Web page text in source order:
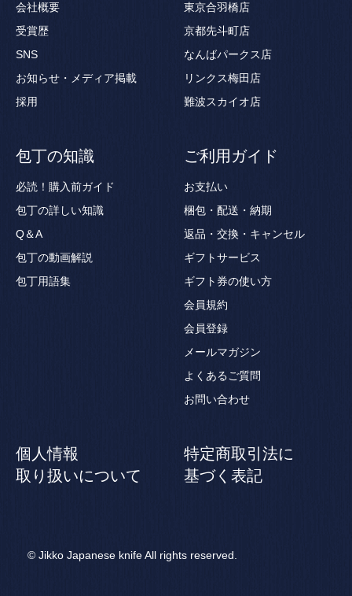
会社概要
受賞歴
SNS
お知らせ・メディア掲載
採用
東京合羽橋店
京都先斗町店
なんばパークス店
リンクス梅田店
難波スカイオ店
包丁の知識
必読！購入前ガイド
包丁の詳しい知識
Q＆A
包丁の動画解説
包丁用語集
ご利用ガイド
お支払い
梱包・配送・納期
返品・交換・キャンセル
ギフトサービス
ギフト券の使い方
会員規約
会員登録
メールマガジン
よくあるご質問
お問い合わせ
個人情報
取り扱いについて
特定商取引法に
基づく表記
© Jikko Japanese knife All rights reserved.